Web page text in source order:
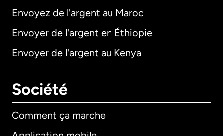
Envoyez de l'argent au Maroc
Envoyer de l'argent en Éthiopie
Envoyer de l'argent au Kenya
Société
Comment ça marche